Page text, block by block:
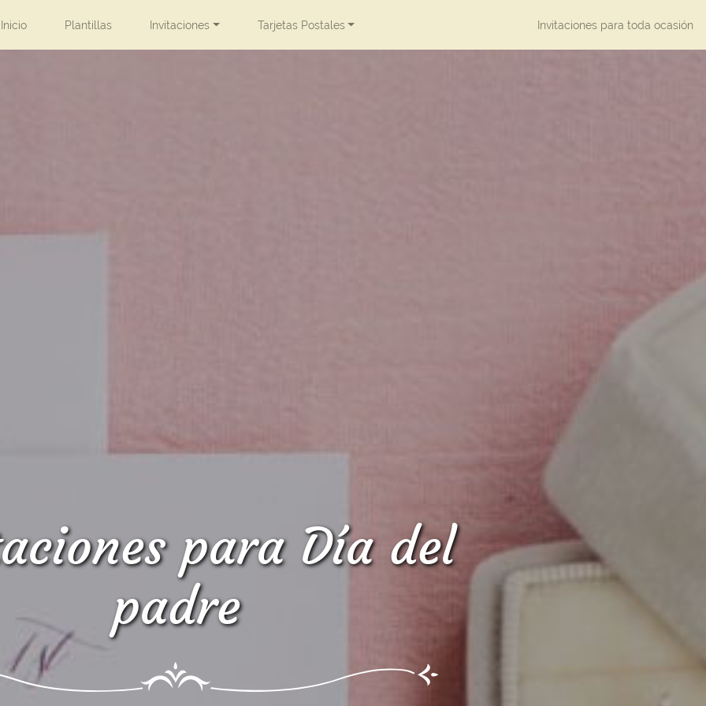
Inicio Plantillas Invitaciones Tarjetas Postales Invitaciones para toda ocasión
para Día del
padre